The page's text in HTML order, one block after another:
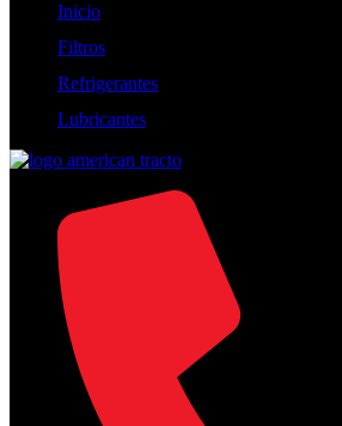
Inicio
Filtros
Refrigerantes
Lubricantes